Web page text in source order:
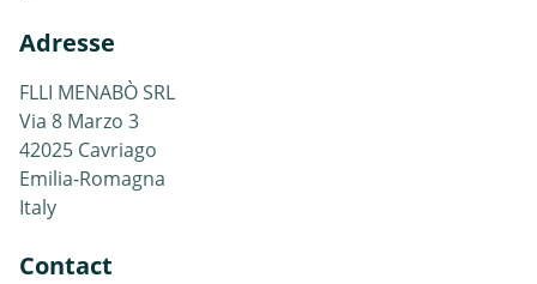
Adresse
FLLI MENABÒ SRL
Via 8 Marzo 3
42025 Cavriago
Emilia-Romagna
Italy
Contact